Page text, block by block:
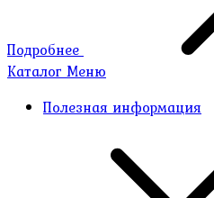
Подробнее
Каталог Меню
Полезная информация